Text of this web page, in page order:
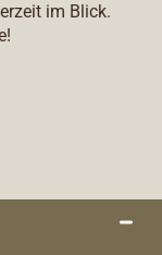
im Blick.